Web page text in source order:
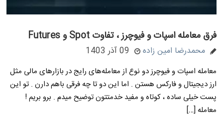
فرق معامله اسپات و فیوچرز ، تفاوت Spot و Futures
محمدرضا امین زاده 09 آذر 1403
معامله اسپات و فیوچرز دو نوع از معامله‌های رایج در بازارهای مالی مثل
ارز دیجیتال و فارکس هستن . اما این دو تا چه فرقی باهم دارن . تو این
پست خیلی ساده ، کوتاه و مفید خدمتتون توضیح میدم . برو بریم !
معامله […]